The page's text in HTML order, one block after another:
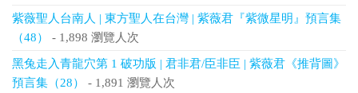
紫薇聖人台南人 | 東方聖人在台灣 | 紫薇君『紫微星明』預言集
（48）
- 1,898 瀏覽人次
黑兔走入青龍穴第 1 破功版 | 君非君/臣非臣 | 紫薇君《推背圖》
預言集（28）
- 1,891 瀏覽人次